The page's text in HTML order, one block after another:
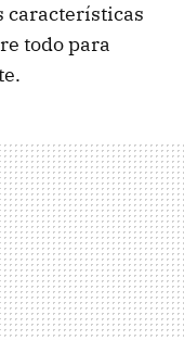
características
todo para